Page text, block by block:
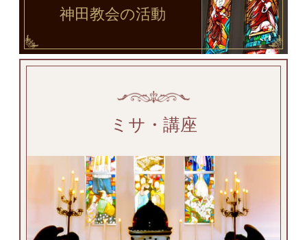
神田教会の活動
ミサ・講座